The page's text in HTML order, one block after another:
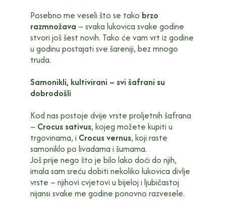
Posebno me veseli što se tako brzo
razmnožava – svaka lukovica svake godine
stvori još šest novih. Tako će vam vrt iz godine
u godinu postajati sve šareniji, bez mnogo
truda.
Samonikli, kultivirani – svi šafrani su
dobrodošli
Kod nas postoje dvije vrste proljetnih šafrana
– Crocus sativus, kojeg možete kupiti u
trgovinama, i Crocus vernus, koji raste
samoniklo po livadama i šumama.
Još prije nego što je bilo lako doći do njih,
imala sam sreću dobiti nekoliko lukovica divlje
vrste – njihovi cvjetovi u bijeloj i ljubičastoj
nijansi svake me godine ponovno razvesele.